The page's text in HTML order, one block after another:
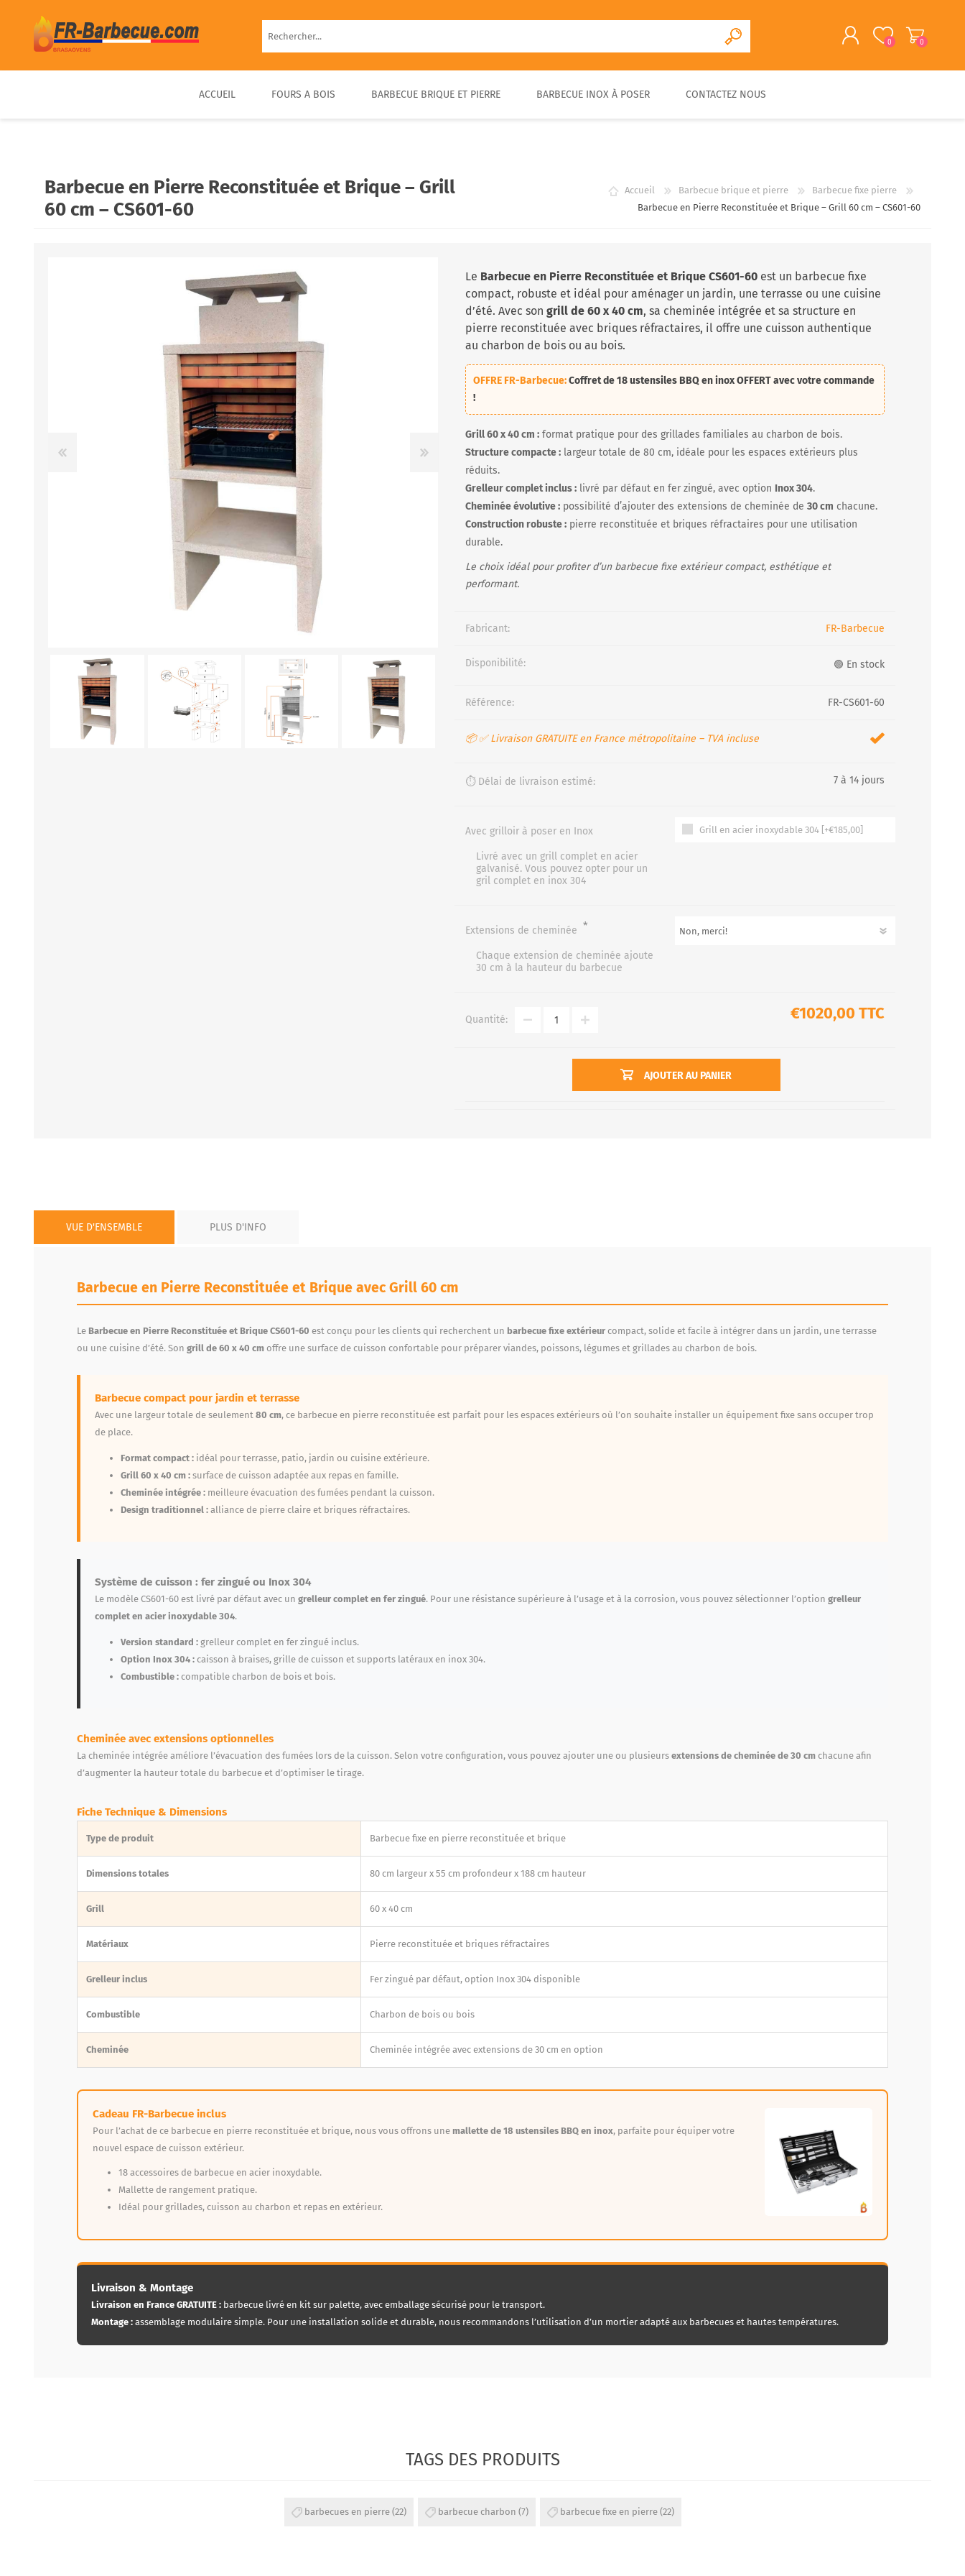
S'ENREGISTRER
0 0
ACCUEIL FOURS A BOIS
D’EXTÉRIEUR COMPACT &
PORTABLE
PRÊT À UTILISER
BRASA
ACCESSOIRES POUR FOUR
À BOIS
BARBECUE BRIQUE ET PIERRE BARBECUE INOX À POSER CONTACTEZ NOUS
Accueil Barbecue brique et pierre
Barbecue fixe pierre
Barbecue en Pierre Reconstituée et Brique – Grill 60 cm – CS601-60
Barbecue en Pierre Reconstituée et Brique – Grill
60 cm – CS601-60
Le Barbecue en Pierre Reconstituée et Brique CS601-60 est un barbecue fixe
compact, robuste et idéal pour aménager un jardin, une terrasse ou une cuisine
d’été. Avec songrill de 60 x 40 cm, sa cheminée intégrée et sa structure en
pierre reconstituée avec briques réfractaires, il offre une cuisson authentique
au charbon de bois ou au bois.
OFFRE FR-Barbecue:Coffret de18 ustensiles BBQ en inoxOFFERT avec votre commande
!
Grill 60 x 40 cm : format pratique pour des grillades familiales au charbon de bois.
Structure compacte : largeur totale de 80 cm, idéale pour les espaces extérieurs plus
réduits.
Grelleur complet inclus : livré par défaut en fer zingué, avec option Inox 304.
Cheminée évolutive : possibilité d’ajouter des extensions de cheminée de30 cm chacune.
Construction robuste : pierre reconstituée et briques réfractaires pour une utilisation
durable.
Le choix idéal pour profiter d’un barbecue fixe extérieur compact, esthétique et
performant.
Fabricant: FR-Barbecue
Disponibilité: 🟢 En stock
Référence: FR-CS601-60
📦 ✅ Livraison GRATUITE en France métropolitaine – TVA incluse
⏱️ Délai de livraison estimé: 7 à 14 jours
Avec grilloir à poser en Inox
Livré avec un grill complet en acier
galvanisé. Vous pouvez opter pour un
gril complet en inox 304
Grill en acier inoxydable 304 [+€185,00]
Extensions de cheminée *
Chaque extension de cheminée ajoute
30 cm à la hauteur du barbecue
€1020,00 TTC
Quantité:
AJOUTER AU PANIER
VUE D'ENSEMBLE PLUS D'INFO
Barbecue en Pierre Reconstituée et Brique avec Grill 60 cm
Le Barbecue en Pierre Reconstituée et Brique CS601-60 est conçu pour les clients qui recherchent un barbecue fixe extérieur compact, solide et facile à intégrer dans un jardin, une terrasse
ou une cuisine d’été. Son grill de 60 x 40 cm offre une surface de cuisson confortable pour préparer viandes, poissons, légumes et grillades au charbon de bois.
Barbecue compact pour jardin et terrasse
Avec une largeur totale de seulement 80 cm, ce barbecue en pierre reconstituée est parfait pour les espaces extérieurs où l’on souhaite installer un équipement fixe sans occuper trop
de place.
Format compact : idéal pour terrasse, patio, jardin ou cuisine extérieure.
Grill 60 x 40 cm : surface de cuisson adaptée aux repas en famille.
Cheminée intégrée : meilleure évacuation des fumées pendant la cuisson.
Design traditionnel : alliance de pierre claire et briques réfractaires.
Système de cuisson : fer zingué ou Inox 304
Le modèle CS601-60 est livré par défaut avec un grelleur complet en fer zingué. Pour une résistance supérieure à l’usage et à la corrosion, vous pouvez sélectionner l’option grelleur
complet en acier inoxydable 304.
Version standard : grelleur complet en fer zingué inclus.
Option Inox 304 : caisson à braises, grille de cuisson et supports latéraux en inox 304.
Combustible : compatible charbon de bois et bois.
Cheminée avec extensions optionnelles
La cheminée intégrée améliore l’évacuation des fumées lors de la cuisson. Selon votre configuration, vous pouvez ajouter une ou plusieurs extensions de cheminée de 30 cm chacune afin
d’augmenter la hauteur totale du barbecue et d’optimiser le tirage.
Fiche Technique & Dimensions
Type de produit Barbecue fixe en pierre reconstituée et brique
Dimensions totales 80 cm largeur x 55 cm profondeur x 188 cm hauteur
Grill 60 x 40 cm
Matériaux Pierre reconstituée et briques réfractaires
Grelleur inclus Fer zingué par défaut, option Inox 304 disponible
Combustible Charbon de bois ou bois
Cheminée Cheminée intégrée avec extensions de 30 cm en option
Cadeau FR-Barbecue inclus
Pour l’achat de ce barbecue en pierre reconstituée et brique, nous vous offrons une mallette de 18 ustensiles BBQ en inox, parfaite pour équiper votre
nouvel espace de cuisson extérieur.
18 accessoires de barbecue en acier inoxydable.
Mallette de rangement pratique.
Idéal pour grillades, cuisson au charbon et repas en extérieur.
Livraison & Montage
Livraison en France GRATUITE : barbecue livré en kit sur palette, avec emballage sécurisé pour le transport.
Montage : assemblage modulaire simple. Pour une installation solide et durable, nous recommandons l’utilisation d’un mortier adapté aux barbecues et hautes températures.
TAGS DES PRODUITS
barbecues en pierre (22) barbecue charbon (7) barbecue fixe en pierre (22)